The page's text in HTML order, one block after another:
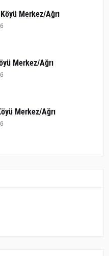
Merkez/Ağrı
Merkez/Ağrı
Merkez/Ağrı